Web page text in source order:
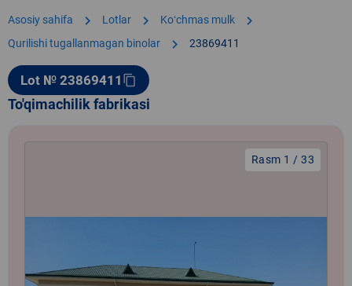
Asosiy sahifa chevron_right Lotlar chevron_right Koʻchmas mulk chevron_right
Qurilishi tugallanmagan binolar chevron_right 23869411
Lot № 23869411 content_copy
To'qimachilik fabrikasi
Rasm 1 / 33